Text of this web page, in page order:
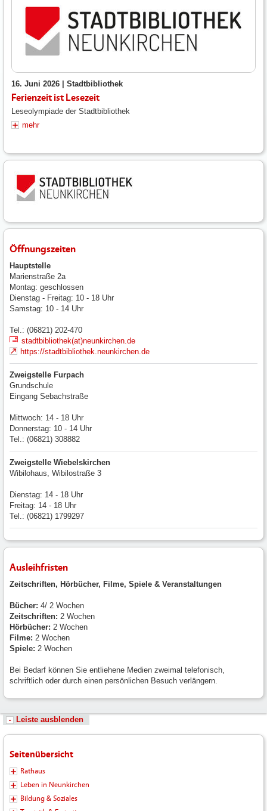
16. Juni 2026 | Stadtbibliothek
Ferienzeit ist Lesezeit
Leseolympiade der Stadtbibliothek
mehr
Öffnungszeiten
Hauptstelle
Marienstraße 2a
Montag: geschlossen
Dienstag - Freitag: 10 - 18 Uhr
Samstag: 10 - 14 Uhr
Tel.: (06821) 202-470
stadtbibliothek(at)neunkirchen.de
https://stadtbibliothek.neunkirchen.de
Zweigstelle Furpach
Grundschule
Eingang Sebachstraße
Mittwoch: 14 - 18 Uhr
Donnerstag: 10 - 14 Uhr
Tel.: (06821) 308882
Zweigstelle Wiebelskirchen
Wibilohaus, Wibilostraße 3
Dienstag: 14 - 18 Uhr
Freitag: 14 - 18 Uhr
Tel.: (06821) 1799297
Ausleihfristen
Zeitschriften, Hörbücher, Filme, Spiele & Veranstaltungen
Bücher: 4/ 2 Wochen
Zeitschriften: 2 Wochen
Hörbücher: 2 Wochen
Filme: 2 Wochen
Spiele: 2 Wochen
Bei Bedarf können Sie entliehene Medien zweimal telefonisch,
schriftlich oder durch einen persönlichen Besuch verlängern.
Leiste ausblenden
Seitenübersicht
Rathaus
Leben in Neunkirchen
Bildung & Soziales